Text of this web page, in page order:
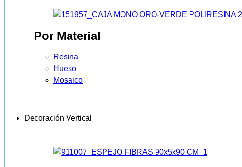
Por Material
Resina
Hueso
Mosaico
Decoración Vertical